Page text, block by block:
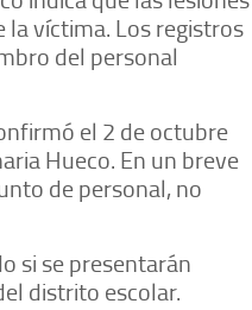
víctima. Los registros
del personal
el 2 de octubre
Hueco. En un breve
de personal, no
si se presentarán
distrito escolar.